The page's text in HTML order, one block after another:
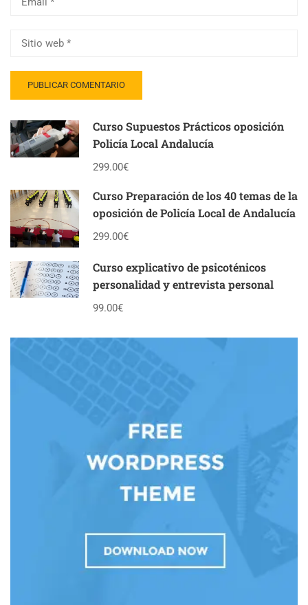
Curso Supuestos Prácticos oposición
Policía Local Andalucía
299.00€
Curso Preparación de los 40 temas de la
oposición de Policía Local de Andalucía
299.00€
Curso explicativo de psicoténicos
personalidad y entrevista personal
99.00€